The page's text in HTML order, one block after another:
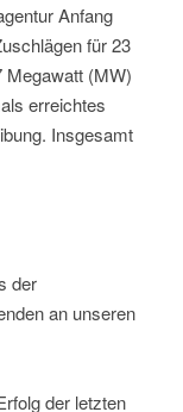
Anfang
für 23
Megawatt (MW)
erreichtes
Insgesamt
der
an unseren
der letzten